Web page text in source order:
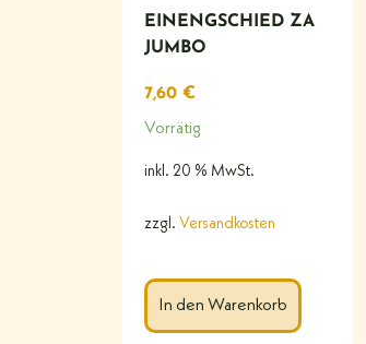
EINENGSCHIED ZA
JUMBO
7,60 €
Vorrätig
inkl. 20 % MwSt.
zzgl. Versandkosten
In den Warenkorb